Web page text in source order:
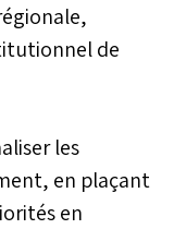
de
les
en plaçant
en